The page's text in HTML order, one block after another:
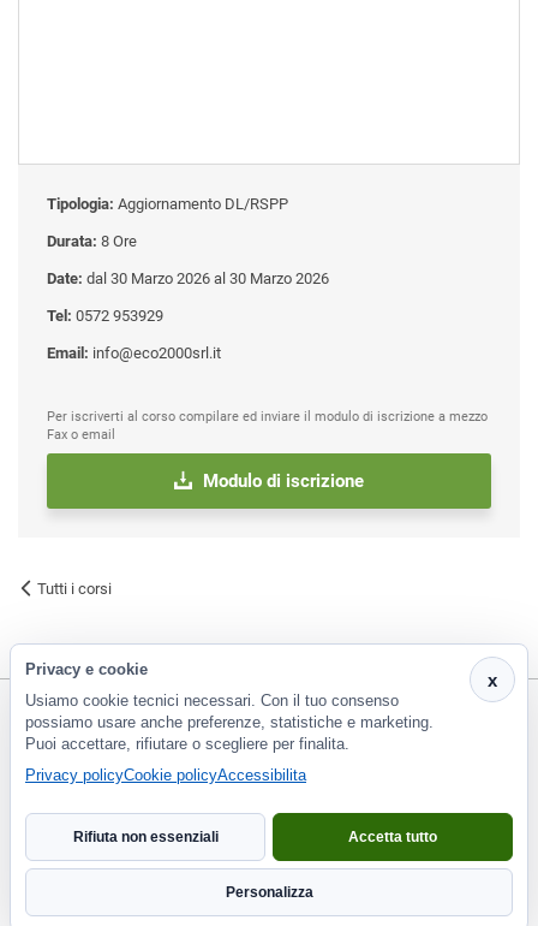
Tipologia: Aggiornamento DL/RSPP
Durata: 8 Ore
Date: dal 30 Marzo 2026 al 30 Marzo 2026
Tel: 0572 953929
Email: info@eco2000srl.it
Per iscriverti al corso compilare ed inviare il modulo di iscrizione a mezzo
Fax o email
Modulo di iscrizione
Tutti i corsi
CF e P.Iva 01266420478 - REA: PT-188663 | Via Risorgimento, 548 - Monsummano Terme (PT) | 0572
953929
Informativa privacy
x
Privacy e cookie
Usiamo cookie tecnici necessari. Con il tuo consenso
possiamo usare anche preferenze, statistiche e marketing.
Puoi accettare, rifiutare o scegliere per finalita.
Privacy policyCookie policyAccessibilita
Rifiuta non essenziali
Personalizza
Accetta tutto